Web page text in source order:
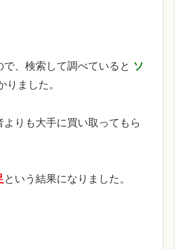
、検索して調べていると ソ
ました。
りも大手に買い取ってもら
という結果になりました。